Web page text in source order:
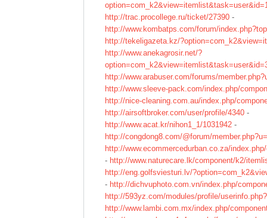
http://trac.procollege.ru/ticket/27390 -
http://www.kombatps.com/forum/
http://tekeligazeta.kz/
http://www.anekagrosir.net/?
http://www.arabuser.com/forums/
http://www.sleeve-pack.com/index.php/
http://nice-cleaning.com.au/index.php/
http://airsoftbroker.com/user/profile/4340 -
http://www.acat.kr/nihon1_1/1031942 -
http://congdong8.com/@forum/
http://www.ecommercedurban.co.za/
- http://www.naturecare.lk/component/k2/
http://eng.golfsviesturi.lv/
- http://dichvuphoto.com.vn/index.php/
http://593yz.com/modules/profile/
http://www.lambi.com.mx/index.php/